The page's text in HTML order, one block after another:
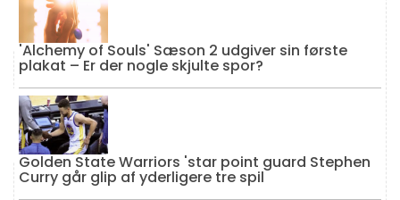
'Alchemy of Souls' Sæson 2 udgiver sin første
plakat – Er der nogle skjulte spor?
Golden State Warriors 'star point guard Stephen
Curry går glip af yderligere tre spil